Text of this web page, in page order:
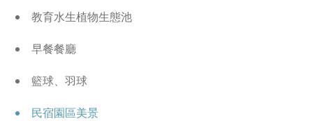
教育水生植物生態池
早餐餐廳
籃球、羽球
民宿園區美景